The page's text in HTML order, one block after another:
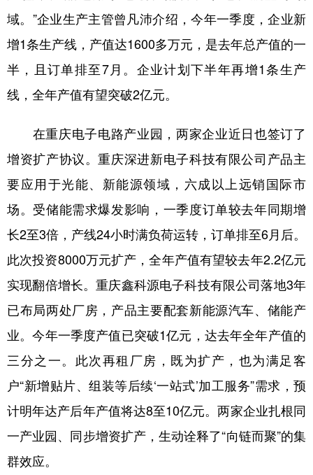
域。”企业生产主管曾凡沛介绍，今年一季度，企业新
增1条生产线，产值达1600多万元，是去年总产值的一
半，且订单排至7月。企业计划下半年再增1条生产
线，全年产值有望突破2亿元。
在重庆电子电路产业园，两家企业近日也签订了
增资扩产协议。重庆深进新电子科技有限公司产品主
要应用于光能、新能源领域，六成以上远销国际市
场。受储能需求爆发影响，一季度订单较去年同期增
长2至3倍，产线24小时满负荷运转，订单排至6月后。
此次投资8000万元扩产，全年产值有望较去年2.2亿元
实现翻倍增长。重庆鑫科源电子科技有限公司落地3年
已布局两处厂房，产品主要配套新能源汽车、储能产
业。今年一季度产值已突破1亿元，达去年全年产值的
三分之一。此次再租厂房，既为扩产，也为满足客
户“新增贴片、组装等后续‘一站式’加工服务”需求，预
计明年达产后年产值将达8至10亿元。两家企业扎根同
一产业园、同步增资扩产，生动诠释了“向链而聚”的集
群效应。